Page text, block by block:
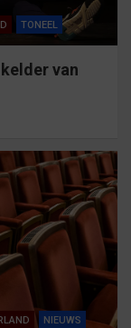
TONEEL
van
NIEUWS